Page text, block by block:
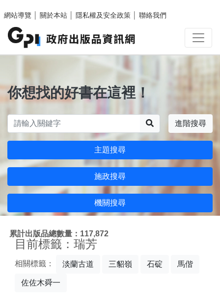
網站導覽
關於本站 隱私權及安全政策 聯絡我們
你想找的好書在這裡！
進階搜尋
主題搜尋
施政搜尋
機關搜尋
累計出版品總數量：117,872
目前標籤：瑞芳
相關標籤： 淡蘭古道 三貂嶺 石碇 馬偕
佐佐木舜一